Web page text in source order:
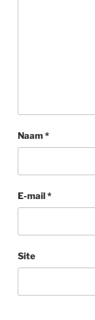
Naam*
E-mail*
Site